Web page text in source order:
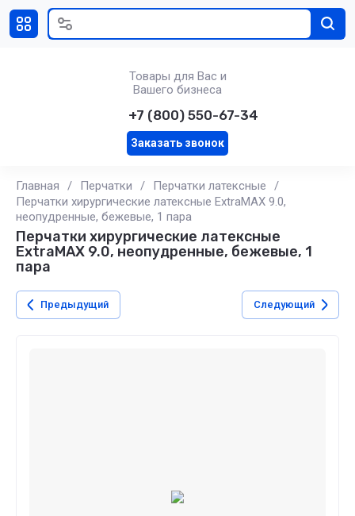
Товары для Вас и
Вашего бизнеса
+7 (800) 550-67-34
Заказать звонок
Главная / Перчатки / Перчатки латексные
/
Перчатки хирургические латексные ExtraMAX 9.0,
неопудренные, бежевые, 1 пара
Перчатки хирургические латексные
ExtraMAX 9.0, неопудренные, бежевые, 1
пара
Предыдущий Следующий